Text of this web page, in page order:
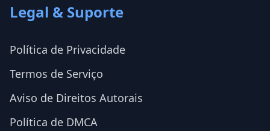
Legal & Suporte
Política de Privacidade
Termos de Serviço
Aviso de Direitos Autorais
Política de DMCA